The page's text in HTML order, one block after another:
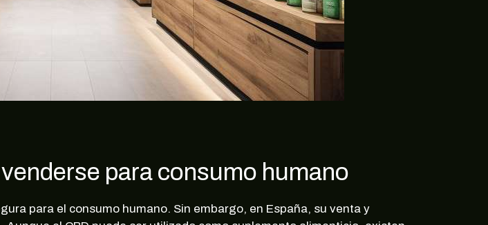
para consumo humano
para el consumo humano. Sin embargo, en España, su venta y